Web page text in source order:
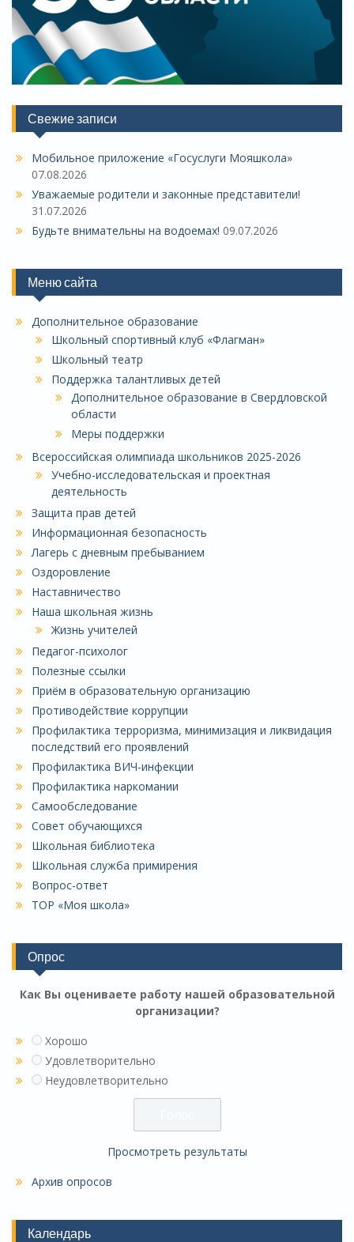
Свежие записи
Мобильное приложение «Госуслуги Мояшкола»
07.08.2026
Уважаемые родители и законные представители!
31.07.2026
Будьте внимательны на водоемах! 09.07.2026
Меню сайта
Дополнительное образование
Школьный спортивный клуб «Флагман»
Школьный театр
Поддержка талантливых детей
Дополнительное образование в Свердловской
области
Меры поддержки
Всероссийская олимпиада школьников 2025-2026
Учебно-исследовательская и проектная
деятельность
Защита прав детей
Информационная безопасность
Лагерь с дневным пребыванием
Оздоровление
Наставничество
Наша школьная жизнь
Жизнь учителей
Педагог-психолог
Полезные ссылки
Приём в образовательную организацию
Противодействие коррупции
Профилактика терроризма, минимизация и ликвидация
последствий его проявлений
Профилактика ВИЧ-инфекции
Профилактика наркомании
Самообследование
Совет обучающихся
Школьная библиотека
Школьная служба примирения
Вопрос-ответ
ТОР «Моя школа»
Опрос
Как Вы оцениваете работу нашей образовательной
организации?
Хорошо
Удовлетворительно
Неудовлетворительно
Просмотреть результаты
Архив опросов
Календарь